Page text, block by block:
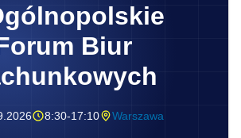
Biur
8:30-17:10 Warszawa